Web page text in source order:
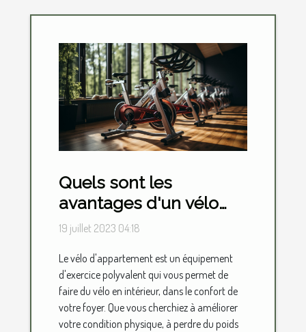
Quels sont les
avantages d'un vélo
d'appartement ?
19 juillet 2023 04:18
Le vélo d'appartement est un équipement
d'exercice polyvalent qui vous permet de
faire du vélo en intérieur, dans le confort de
votre foyer. Que vous cherchiez à améliorer
votre condition physique, à perdre du poids